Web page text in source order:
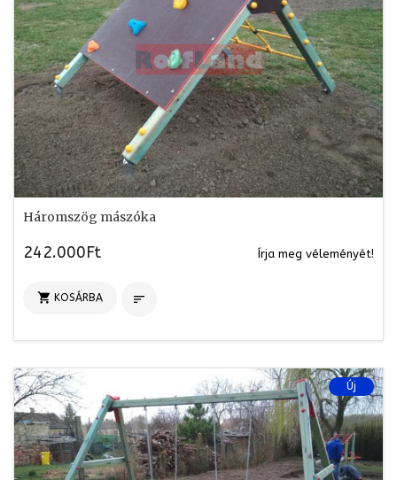
Háromszög mászóka
242.000Ft Írja meg véleményét!
 KOSÁRBA 
Új